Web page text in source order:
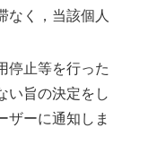
なく，当該個人
停止等を行った
い旨の決定をし
ザーに通知しま